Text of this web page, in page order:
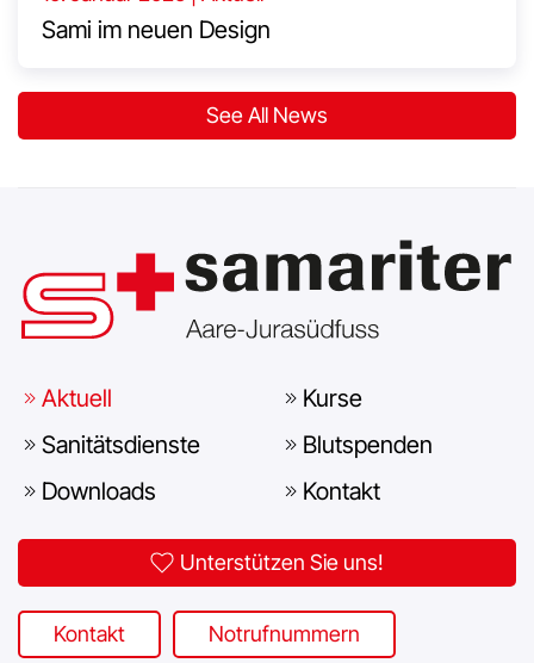
Sami im neuen Design
See All News
Aktuell
Sanitätsdienste
Downloads
Kurse
Blutspenden
Kontakt
Unterstützen Sie uns!
Kontakt Notrufnummern